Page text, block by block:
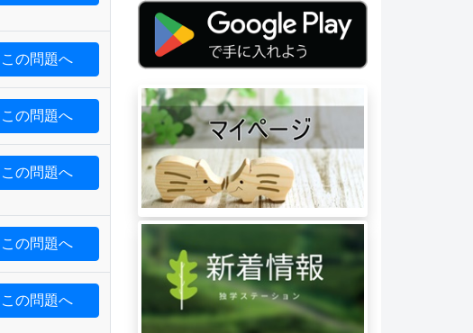
この問題へ
この問題へ
この問題へ
この問題へ
この問題へ